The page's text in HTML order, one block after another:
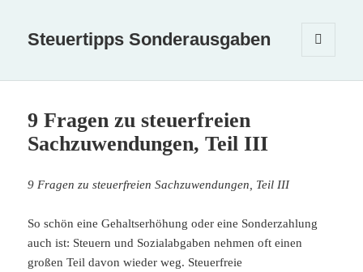
Steuertipps Sonderausgaben
WIDGETS
9 Fragen zu steuerfreien
Sachzuwendungen, Teil III
9 Fragen zu steuerfreien Sachzuwendungen, Teil III
So schön eine Gehaltserhöhung oder eine Sonderzahlung
auch ist: Steuern und Sozialabgaben nehmen oft einen
großen Teil davon wieder weg. Steuerfreie